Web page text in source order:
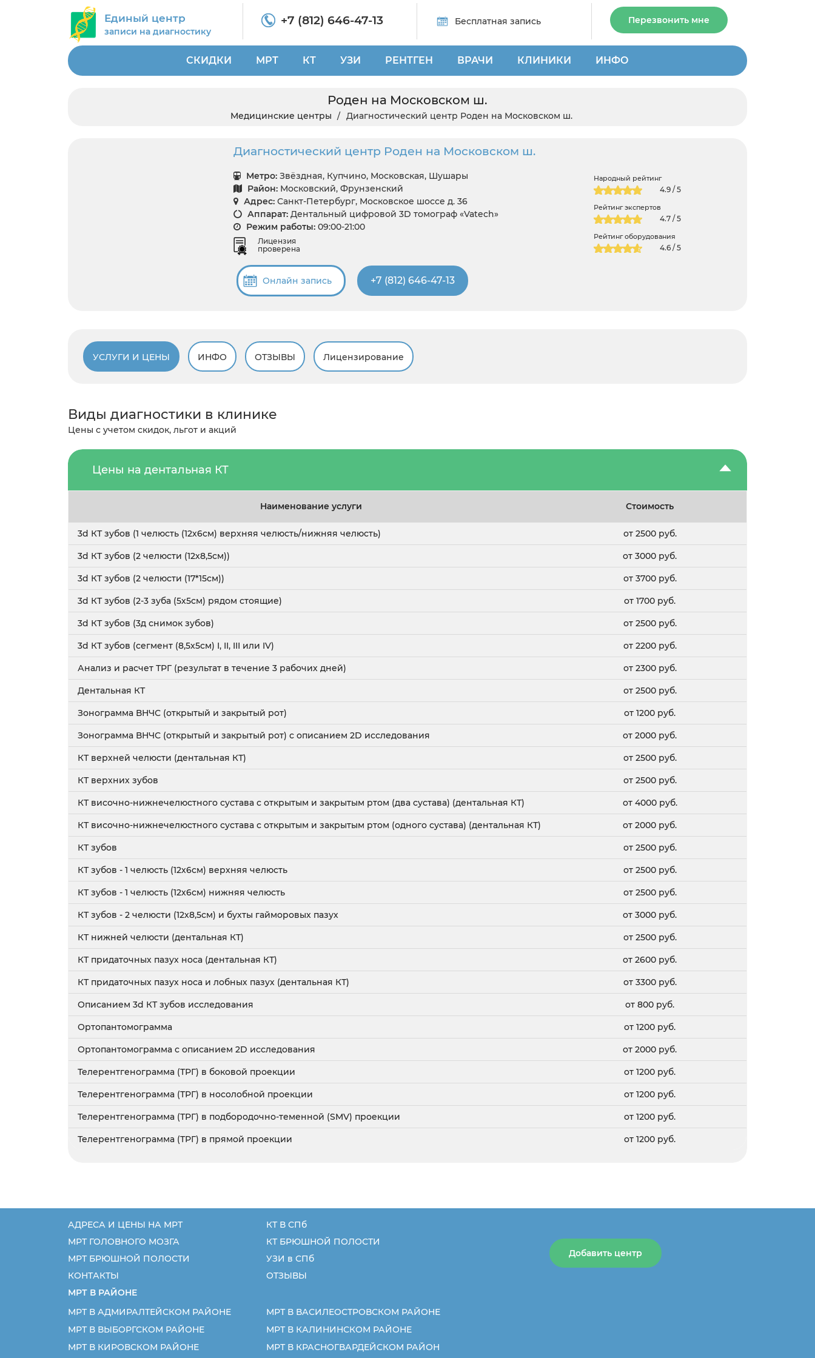
Единый центр
записи на диагностику
+7 (812) 646-47-13 Бесплатная запись Перезвонить мне
СКИДКИ МРТ КТ УЗИ РЕНТГЕН ВРАЧИ КЛИНИКИ ИНФО
Роден на Московском ш.
Медицинские центры Диагностический центр Роден на Московском ш.
Диагностический центр Роден на Московском ш.
Метро: Звёздная, Купчино, Московская, Шушары
Район: Московский, Фрунзенский
Адрес: Санкт-Петербург, Московское шоссе д. 36
Аппарат: Дентальный цифровой 3D томограф «Vatech»
Режим работы: 09:00-21:00
Лицензия
проверена
Народный рейтинг
4.9 / 5
Рейтинг экспертов
4.7 / 5
Рейтинг оборудования
4.6 / 5
Онлайн запись +7 (812) 646-47-13
УСЛУГИ И ЦЕНЫ ИНФО ОТЗЫВЫ Лицензирование
Виды диагностики в клинике
Цены с учетом скидок, льгот и акций
Цены на дентальная КТ
Наименование услуги Стоимость
3d КТ зубов (1 челюсть (12х6см) верхняя челюсть/нижняя челюсть) от 2500 руб.
3d КТ зубов (2 челюсти (12х8,5см)) от 3000 руб.
3d КТ зубов (2 челюсти (17*15см)) от 3700 руб.
3d КТ зубов (2-3 зуба (5х5см) рядом стоящие) от 1700 руб.
3d КТ зубов (3д снимок зубов) от 2500 руб.
3d КТ зубов (сегмент (8,5х5см) I, II, III или IV) от 2200 руб.
Анализ и расчет ТРГ (результат в течение 3 рабочих дней) от 2300 руб.
Дентальная КТ от 2500 руб.
Зонограмма ВНЧС (открытый и закрытый рот) от 1200 руб.
Зонограмма ВНЧС (открытый и закрытый рот) с описанием 2D исследования от 2000 руб.
КТ верхней челюсти (дентальная КТ) от 2500 руб.
КТ верхних зубов от 2500 руб.
КТ височно-нижнечелюстного сустава с открытым и закрытым ртом (два сустава) (дентальная КТ) от 4000 руб.
КТ височно-нижнечелюстного сустава с открытым и закрытым ртом (одного сустава) (дентальная КТ) от 2000 руб.
КТ зубов от 2500 руб.
КТ зубов - 1 челюсть (12х6см) верхняя челюсть от 2500 руб.
КТ зубов - 1 челюсть (12х6см) нижняя челюсть от 2500 руб.
КТ зубов - 2 челюсти (12х8,5см) и бухты гайморовых пазух от 3000 руб.
КТ нижней челюсти (дентальная КТ) от 2500 руб.
КТ придаточных пазух носа (дентальная КТ) от 2600 руб.
КТ придаточных пазух носа и лобных пазух (дентальная КТ) от 3300 руб.
Описанием 3d КТ зубов исследования от 800 руб.
Ортопантомограмма от 1200 руб.
Ортопантомограмма с описанием 2D исследования от 2000 руб.
Телерентгенограмма (ТРГ) в боковой проекции от 1200 руб.
Телерентгенограмма (ТРГ) в носолобной проекции от 1200 руб.
Телерентгенограмма (ТРГ) в подбородочно-теменной (SMV) проекции от 1200 руб.
Телерентгенограмма (ТРГ) в прямой проекции от 1200 руб.
АДРЕСА И ЦЕНЫ НА МРТ
КТ В СПб
МРТ ГОЛОВНОГО МОЗГА
КТ БРЮШНОЙ ПОЛОСТИ
МРТ БРЮШНОЙ ПОЛОСТИ
УЗИ в СПб
КОНТАКТЫ
ОТЗЫВЫ
МРТ В РАЙОНЕ
МРТ В АДМИРАЛТЕЙСКОМ РАЙОНЕ
МРТ В ВАСИЛЕОСТРОВСКОМ РАЙОНЕ
МРТ В ВЫБОРГСКОМ РАЙОНЕ
МРТ В КАЛИНИНСКОМ РАЙОНЕ
МРТ В КИРОВСКОМ РАЙОНЕ
МРТ В КРАСНОГВАРДЕЙСКОМ РАЙОН
Добавить центр